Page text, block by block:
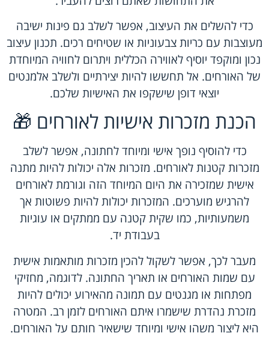
כדי להשלים את העיצוב, אפשר לשלב גם פינות ישיבה
מעוצבות עם כריות צבעוניות או שטיחים רכים. תכנון עיצוב
נכון ומוקפד יוסיף לאווירה הכללית ויתרום לחוויה המיוחדת
של האורחים. אל תחששו להיות יצירתיים ולשלב אלמנטים
יוצאי דופן שישקפו את האישיות שלכם.
הכנת מזכרות אישיות לאורחים 🎁
כדי להוסיף נופך אישי ומיוחד לחתונה, אפשר לשלב
מזכרות קטנות לאורחים. מזכרות אלה יכולות להיות מתנה
אישית שמזכירה את היום המיוחד הזה וגורמת לאורחים
להרגיש מוערכים. המזכרות יכולות להיות פשוטות אך
משמעותיות, כמו שקית קטנה עם ממתקים או עוגיות
בעבודת יד.
מעבר לכך, אפשר לשקול להכין מזכרות מותאמות אישית
עם שמות האורחים או תאריך החתונה. לדוגמה, מחזיקי
מפתחות או מגנטים עם תמונה מהאירוע יכולים להיות
מזכרת נהדרת שישמרו איתם האורחים לזמן רב. המטרה
היא ליצור משהו אישי ומיוחד שישאיר חותם על האורחים.